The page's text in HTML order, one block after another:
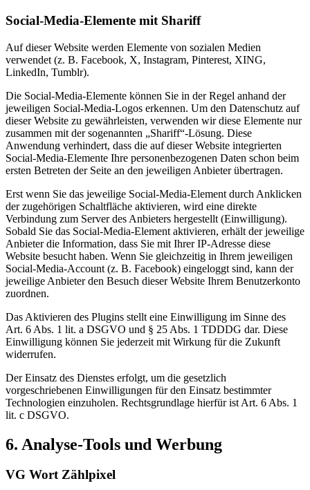
Social-Media-Elemente mit Shariff
Auf dieser Website werden Elemente von sozialen Medien
verwendet (z. B. Facebook, X, Instagram, Pinterest, XING,
LinkedIn, Tumblr).
Die Social-Media-Elemente können Sie in der Regel anhand der
jeweiligen Social-Media-Logos erkennen. Um den Datenschutz auf
dieser Website zu gewährleisten, verwenden wir diese Elemente nur
zusammen mit der sogenannten „Shariff“-Lösung. Diese
Anwendung verhindert, dass die auf dieser Website integrierten
Social-Media-Elemente Ihre personenbezogenen Daten schon beim
ersten Betreten der Seite an den jeweiligen Anbieter übertragen.
Erst wenn Sie das jeweilige Social-Media-Element durch Anklicken
der zugehörigen Schaltfläche aktivieren, wird eine direkte
Verbindung zum Server des Anbieters hergestellt (Einwilligung).
Sobald Sie das Social-Media-Element aktivieren, erhält der jeweilige
Anbieter die Information, dass Sie mit Ihrer IP-Adresse diese
Website besucht haben. Wenn Sie gleichzeitig in Ihrem jeweiligen
Social-Media-Account (z. B. Facebook) eingeloggt sind, kann der
jeweilige Anbieter den Besuch dieser Website Ihrem Benutzerkonto
zuordnen.
Das Aktivieren des Plugins stellt eine Einwilligung im Sinne des
Art. 6 Abs. 1 lit. a DSGVO und § 25 Abs. 1 TDDDG dar. Diese
Einwilligung können Sie jederzeit mit Wirkung für die Zukunft
widerrufen.
Der Einsatz des Dienstes erfolgt, um die gesetzlich
vorgeschriebenen Einwilligungen für den Einsatz bestimmter
Technologien einzuholen. Rechtsgrundlage hierfür ist Art. 6 Abs. 1
lit. c DSGVO.
6. Analyse-Tools und Werbung
VG Wort Zählpixel